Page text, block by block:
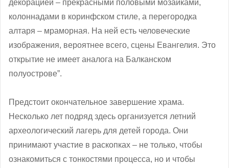
декорацией – прекрасными половыми мозаиками,
колоннадами в коринфском стиле, а перегородка
алтаря – мраморная. На ней есть человеческие
изображения, вероятнее всего, сцены Евангелия. Это
открытие не имеет аналога на Балканском
полуострове”.
Предстоит окончательное завершение храма.
Несколько лет подряд здесь организуется летний
археологический лагерь для детей города. Они
принимают участие в раскопках – не только, чтобы
ознакомиться с тонкостями процесса, но и чтобы